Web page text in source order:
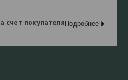
счет покупателяПодробнее